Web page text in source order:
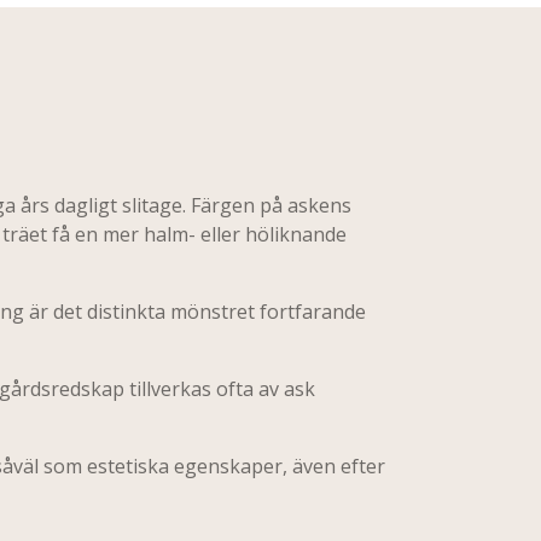
års dagligt slitage. Färgen på askens
få en mer halm- eller höliknande
är det distinkta mönstret fortfarande
tillverkas ofta av ask
som estetiska egenskaper, även efter